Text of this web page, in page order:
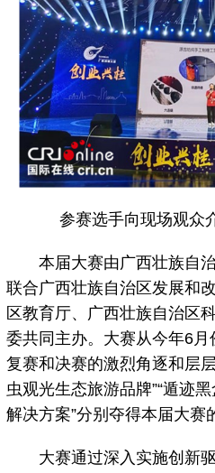
参赛选手向现场观众
本届大赛由广西壮族自治
联合广西壮族自治区发展和
区教育厅、广西壮族自治区
委共同主办。大赛从今年6月
复赛和决赛的激烈角逐和层
虫观光生态旅游品牌”“遁迹
解决方案”分别夺得本届大赛
大赛通过深入实施创新驱